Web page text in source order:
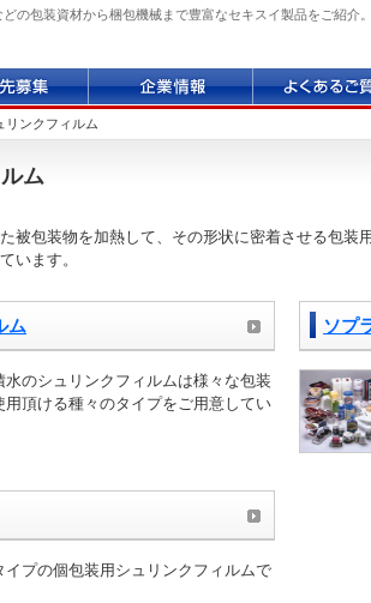
の包装資材から梱包機械まで豊富なセキスイ製品をご紹介。
業
情
く
リンクフィルム
ム
被包装物を加熱して、その形状に密着させる包装
います。
ム
水のシュリンクフィルムは様々な包装
用頂ける種々のタイプをご用意してい
ソプ
イプの個包装用シュリンクフィルムで